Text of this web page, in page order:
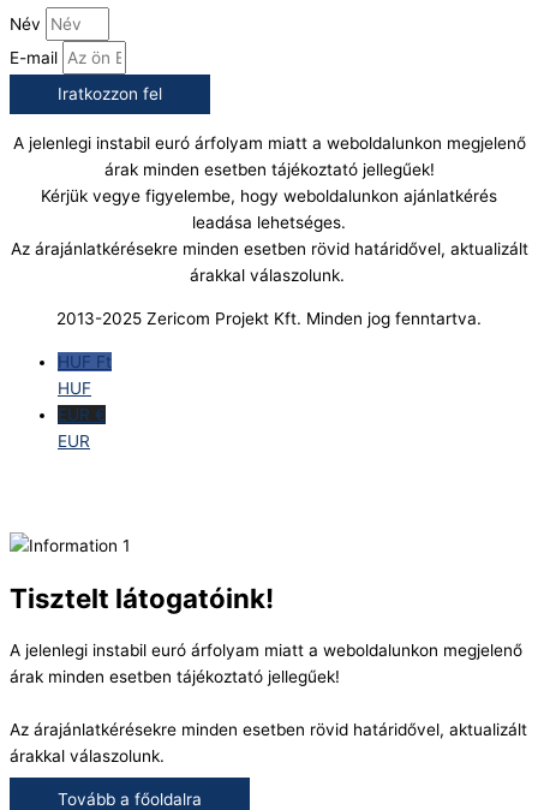
Név
E-mail
Iratkozzon fel
A jelenlegi instabil euró árfolyam miatt a weboldalunkon megjelenő
árak minden esetben tájékoztató jellegűek!
Kérjük vegye figyelembe, hogy weboldalunkon ajánlatkérés
leadása lehetséges.
Az árajánlatkérésekre minden esetben rövid határidővel, aktualizált
árakkal válaszolunk.
2013-2025 Zericom Projekt Kft. Minden jog fenntartva.
HUF Ft
HUF
EUR €
EUR
Tisztelt látogatóink!
A jelenlegi instabil euró árfolyam miatt a weboldalunkon megjelenő
árak minden esetben tájékoztató jellegűek!
Az árajánlatkérésekre minden esetben rövid határidővel, aktualizált
árakkal válaszolunk.
Tovább a főoldalra